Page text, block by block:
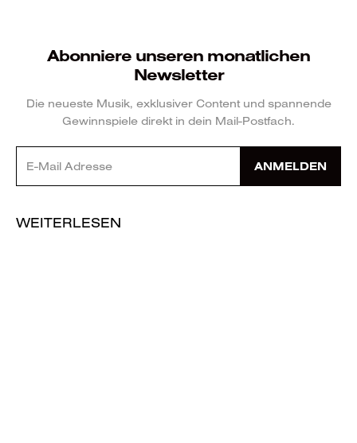
Abonniere unseren monatlichen
Newsletter
Die neueste Musik, exklusiver Content und spannende
Gewinnspiele direkt in dein Mail-Postfach.
ANMELDEN
WEITERLESEN